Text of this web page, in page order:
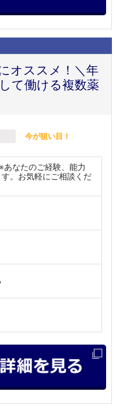
オススメ！＼年
て働ける複数薬
今が狙い目！
なたのご経験、能力
。お気軽にご相談くだ